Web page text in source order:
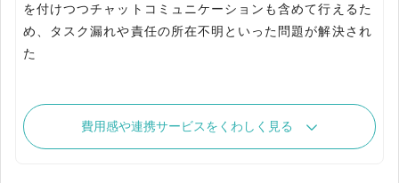
を付けつつチャットコミュニケーションも含めて行えるた
め、タスク漏れや責任の所在不明といった問題が解決され
た
費用感や連携サービスをくわしく見る